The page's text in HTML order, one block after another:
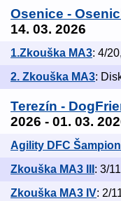
Osenice -
14. 03. 2026
1.Zkouška MA3: 4/
2. Zkouška MA3:
Terezín -
2026 - 01. 03.
Agility DFC Šampion
Zkouška MA3 III : 3/
Zkouška MA3 IV: 2/